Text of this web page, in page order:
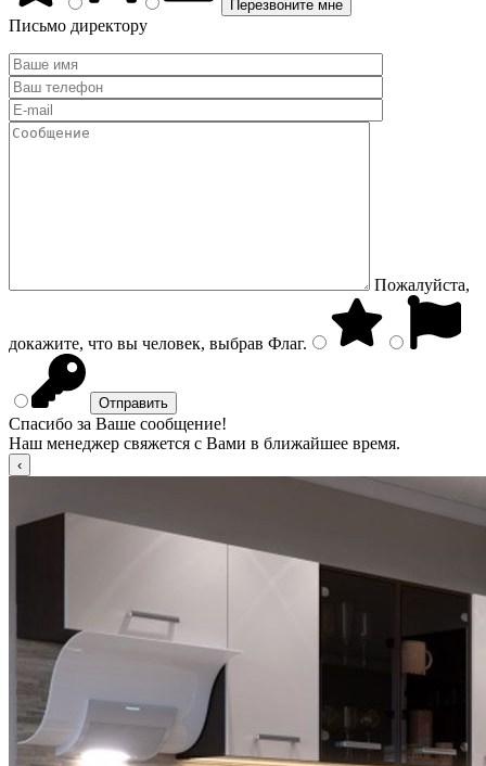
Письмо директору
Пожалуйста,
докажите, что вы человек, выбрав Флаг.
Спасибо за Ваше сообщение!
Наш менеджер свяжется с Вами в ближайшее время.